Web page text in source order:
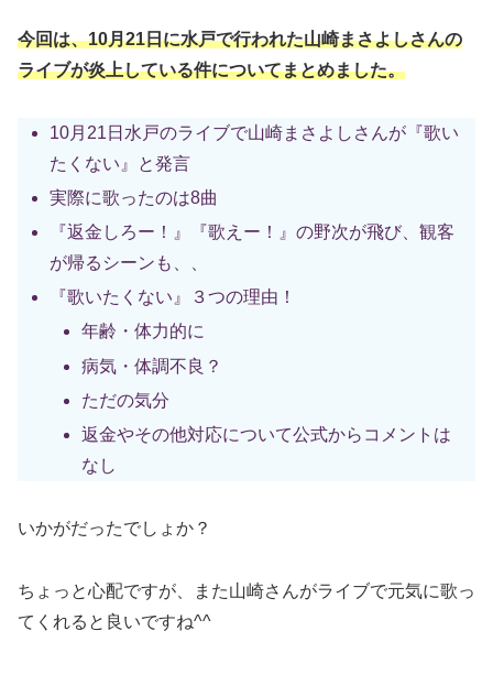
今回は、10月21日に水戸で行われた山崎まさよしさんの
ライブが炎上している件についてまとめました。
10月21日水戸のライブで山崎まさよしさんが『歌い
たくない』と発言
実際に歌ったのは8曲
『返金しろー！』『歌えー！』の野次が飛び、観客
が帰るシーンも、、
『歌いたくない』３つの理由！
年齢・体力的に
病気・体調不良？
ただの気分
返金やその他対応について公式からコメントは
なし
いかがだったでしょか？
ちょっと心配ですが、また山崎さんがライブで元気に歌っ
てくれると良いですね^^